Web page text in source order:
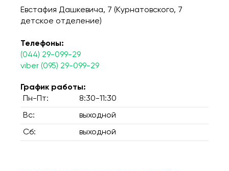
Евстафия Дашкевича, 7 (Курнатовского, 7
детское отделение)
Телефоны:
(044) 29-099-29
viber (095) 29-099-29
График работы:
Пн-Пт:
8:30-11:30
Вс: выходной
Сб: выходной